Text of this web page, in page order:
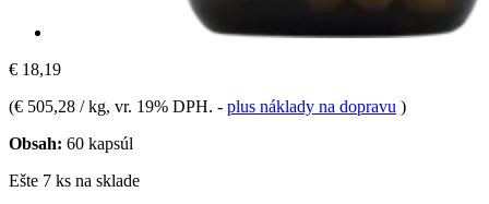
€ 18,19
(€ 505,28 / kg, vr. 19% DPH. - plus náklady na dopravu )
Obsah: 60 kapsúl
Ešte 7 ks na sklade